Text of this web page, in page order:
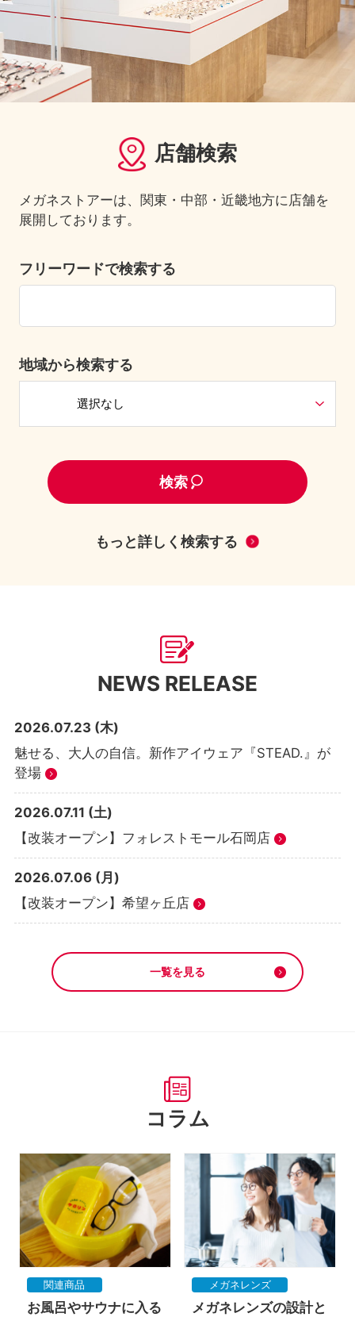
店舗検索
メガネストアーは、関東・中部・近畿地方に店舗を
展開しております。
フリーワードで検索する
地域から検索する
もっと詳しく検索する
NEWS RELEASE
2026.07.23 (木)
魅せる、大人の自信。新作アイウェア『STEAD.』が
登場
2026.07.11 (土)
【改装オープン】フォレストモール石岡店
2026.07.06 (月)
【改装オープン】希望ヶ丘店
一覧を見る
コラム
関連商品
お風呂やサウナに入る
メガネレンズ
メガネレンズの設計と